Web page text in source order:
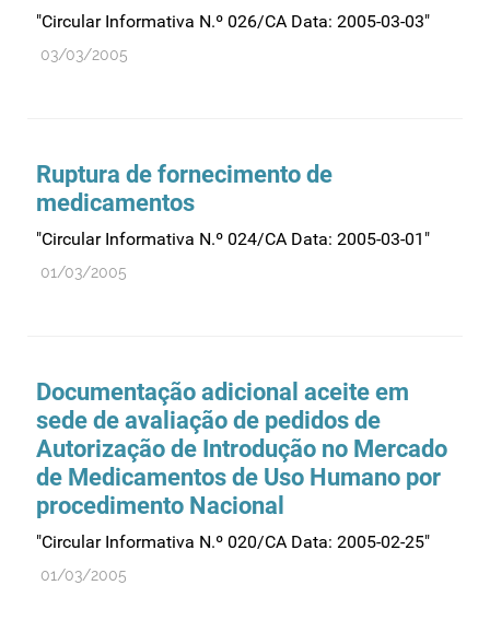
"Circular Informativa N.º 026/CA Data: 2005-03-03"
03/03/2005
Ruptura de fornecimento de
medicamentos
"Circular Informativa N.º 024/CA Data: 2005-03-01"
01/03/2005
Documentação adicional aceite em
sede de avaliação de pedidos de
Autorização de Introdução no Mercado
de Medicamentos de Uso Humano por
procedimento Nacional
"Circular Informativa N.º 020/CA Data: 2005-02-25"
01/03/2005